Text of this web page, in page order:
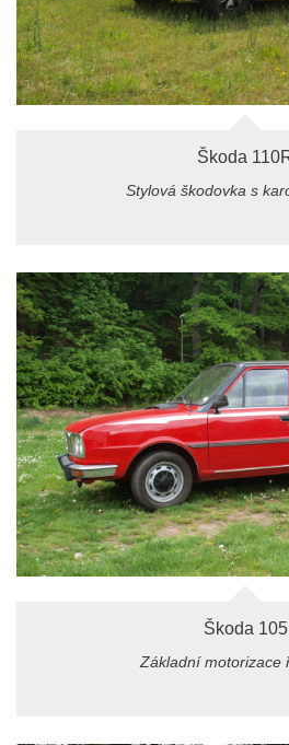
Škoda
Stylová škodovka s
Škoda 105
Základní motorizace